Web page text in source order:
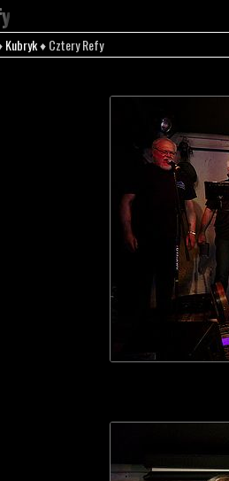
Kubryk♦ Cztery Refy